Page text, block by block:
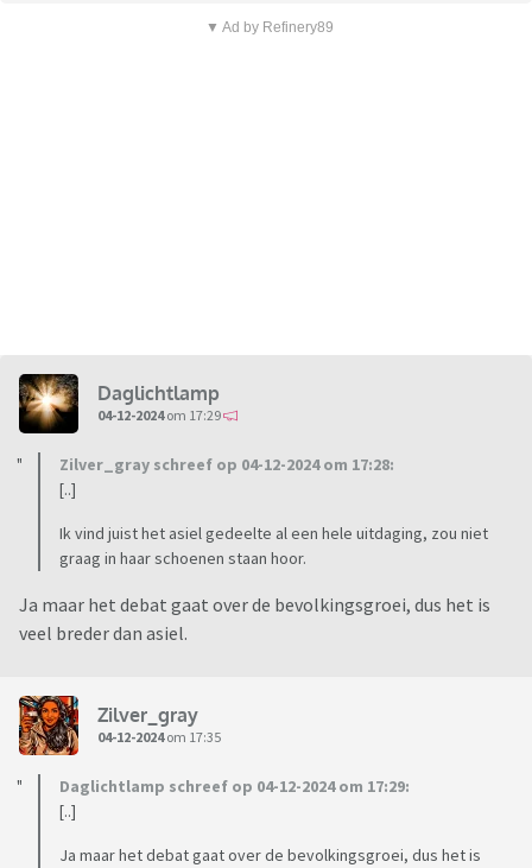
▼ Ad by Refinery89
Daglichtlamp
04-12-2024om 17:29
Zilver_gray schreef op 04-12-2024 om 17:28:
[..]
Ik vind juist het asiel gedeelte al een hele uitdaging, zou niet
graag in haar schoenen staan hoor.
Ja maar het debat gaat over de bevolkingsgroei, dus het is
veel breder dan asiel.
Zilver_gray
04-12-2024om 17:35
Daglichtlamp schreef op 04-12-2024 om 17:29:
[..]
Ja maar het debat gaat over de bevolkingsgroei, dus het is